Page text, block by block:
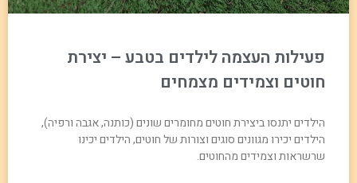
פעילות העצמה לילדים בטבע – יצירת
חוטים וצמידים מצמחים
הילדים יתנסו ביצירת חוטים מחומרים שונים (כותנה, אגבה ורפיה),
הילדים יכירו מגוונים סוגים וצורות של חוטים, הילדים יכינו
שרשראות וצמידים מהחוטים.